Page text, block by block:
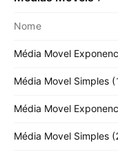
Nome
Média Movel
Média Movel Simples
Média Movel
Média Movel Simples